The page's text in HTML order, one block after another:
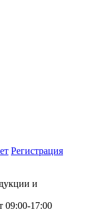
Регистрация
и
09:00-17:00